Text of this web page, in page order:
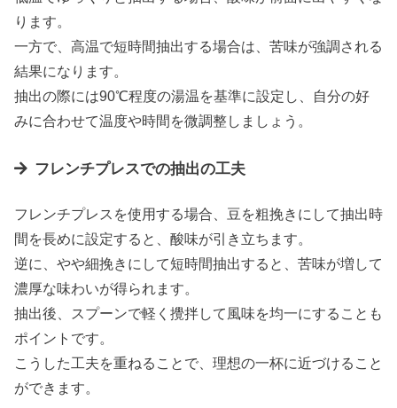
ります。
一方で、高温で短時間抽出する場合は、苦味が強調される
結果になります。
抽出の際には90℃程度の湯温を基準に設定し、自分の好
みに合わせて温度や時間を微調整しましょう。
フレンチプレスでの抽出の工夫
フレンチプレスを使用する場合、豆を粗挽きにして抽出時
間を長めに設定すると、酸味が引き立ちます。
逆に、やや細挽きにして短時間抽出すると、苦味が増して
濃厚な味わいが得られます。
抽出後、スプーンで軽く攪拌して風味を均一にすることも
ポイントです。
こうした工夫を重ねることで、理想の一杯に近づけること
ができます。